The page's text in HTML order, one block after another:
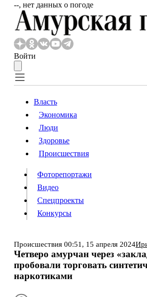
‐‐, нет данных о погоде
Войти
Власть
Происшествия
Видео
Конкурсы
Информация Подписка
Власть
Экономика
Люди
Здоровье
Происшествия
Фоторепортажи
Видео
Спецпроекты
Конкурсы
Происшествия 00:51, 15 апреля 2024
Четверо амурчан через
пробовали торговать
наркотиками